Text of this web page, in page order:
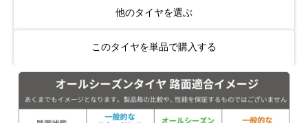
他のタイヤを選ぶ
このタイヤを単品で購入する